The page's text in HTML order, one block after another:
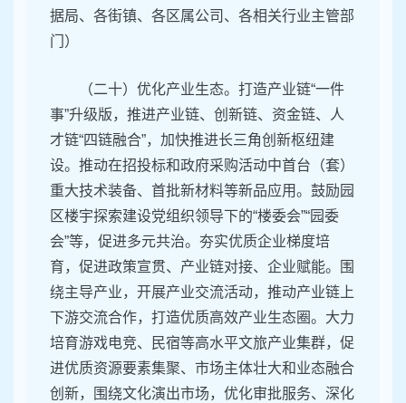
据局、各街镇、各区属公司、各相关行业主管部
门）
（二十）优化产业生态。打造产业链“一件
事”升级版，推进产业链、创新链、资金链、人
才链“四链融合”，加快推进长三角创新枢纽建
设。推动在招投标和政府采购活动中首台（套）
重大技术装备、首批新材料等新品应用。鼓励园
区楼宇探索建设党组织领导下的“楼委会”“园委
会”等，促进多元共治。夯实优质企业梯度培
育，促进政策宣贯、产业链对接、企业赋能。围
绕主导产业，开展产业交流活动，推动产业链上
下游交流合作，打造优质高效产业生态圈。大力
培育游戏电竞、民宿等高水平文旅产业集群，促
进优质资源要素集聚、市场主体壮大和业态融合
创新，围绕文化演出市场，优化审批服务、深化